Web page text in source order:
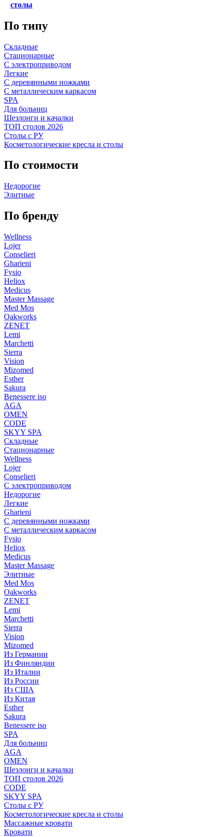
столы
По типу
Складные
Стационарные
С электроприводом
Легкие
С деревянными ножками
С металлическим каркасом
SPA
Для больниц
Шезлонги и качалки
ТОП столов 2026
Столы с РУ
Косметологические кресла и столы
По стоимости
Недорогие
Элитные
По бренду
Wellness
Lojer
Conselieri
Gharieni
Fysio
Heliox
Medicus
Master Massage
Med Mos
Oakworks
ZENET
Lemi
Marchetti
Sierra
Vision
Mizomed
Esther
Sakura
Benessere iso
AGA
OMEN
CODE
SKYY SPA
Складные
Стационарные
Wellness
Lojer
Conselieri
С электроприводом
Недорогие
Легкие
Gharieni
С деревянными ножками
С металлическим каркасом
Fysio
Heliox
Medicus
Master Massage
Элитные
Med Mos
Oakworks
ZENET
Lemi
Marchetti
Sierra
Vision
Mizomed
Из Германии
Из Финляндии
Из Италии
Из России
Из США
Из Китая
Esther
Sakura
Benessere iso
SPA
Для больниц
AGA
OMEN
Шезлонги и качалки
ТОП столов 2026
CODE
SKYY SPA
Столы с РУ
Косметологические кресла и столы
Массажные кровати
Кровати